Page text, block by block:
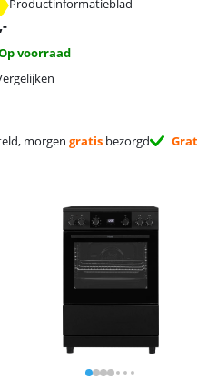
Productinformatieblad
,-
voorraad
morgen gratis bezorgd